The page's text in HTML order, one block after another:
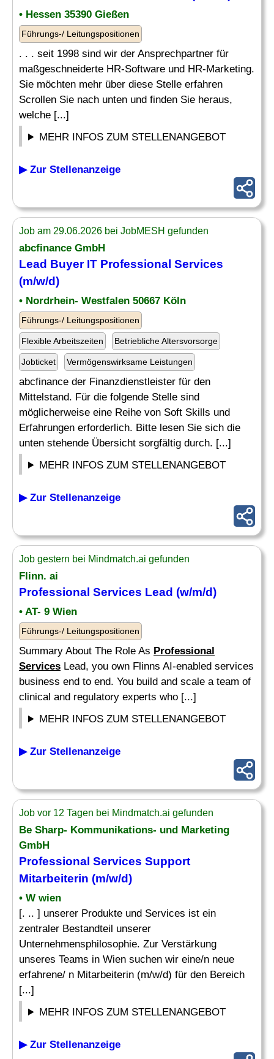
• Hessen 35390 Gießen
Führungs-/ Leitungspositionen
. . . seit 1998 sind wir der Ansprechpartner für
maßgeschneiderte HR-Software und HR-Marketing.
Sie möchten mehr über diese Stelle erfahren
Scrollen Sie nach unten und finden Sie heraus,
welche [...]
MEHR INFOS ZUM STELLENANGEBOT
▶ Zur Stellenanzeige
Job am 29.06.2026 bei JobMESH gefunden
abcfinance GmbH
Lead Buyer IT Professional Services
(m/w/d)
• Nordrhein- Westfalen 50667 Köln
Führungs-/ Leitungspositionen
Flexible Arbeitszeiten Betriebliche Altersvorsorge
Jobticket Vermögenswirksame Leistungen
abcfinance der Finanzdienstleister für den
Mittelstand. Für die folgende Stelle sind
möglicherweise eine Reihe von Soft Skills und
Erfahrungen erforderlich. Bitte lesen Sie sich die
unten stehende Übersicht sorgfältig durch. [...]
MEHR INFOS ZUM STELLENANGEBOT
▶ Zur Stellenanzeige
Job gestern bei Mindmatch.ai gefunden
Flinn. ai
Professional Services Lead (w/m/d)
• AT- 9 Wien
Führungs-/ Leitungspositionen
Summary About The Role As Professional
Services Lead, you own Flinns AI-enabled services
business end to end. You build and scale a team of
clinical and regulatory experts who [...]
MEHR INFOS ZUM STELLENANGEBOT
▶ Zur Stellenanzeige
Job vor 12 Tagen bei Mindmatch.ai gefunden
Be Sharp- Kommunikations- und Marketing
GmbH
Professional Services Support
Mitarbeiterin (m/w/d)
• W wien
[. .. ] unserer Produkte und Services ist ein
zentraler Bestandteil unserer
Unternehmensphilosophie. Zur Verstärkung
unseres Teams in Wien suchen wir eine/n neue
erfahrene/ n Mitarbeiterin (m/w/d) für den Bereich
[...]
MEHR INFOS ZUM STELLENANGEBOT
▶ Zur Stellenanzeige